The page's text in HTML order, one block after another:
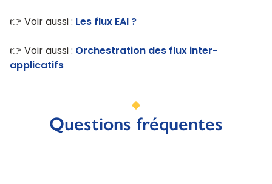
👉 Voir aussi : Les flux EAI ?
👉 Voir aussi : Orchestration des flux inter-
applicatifs
Questions fréquentes